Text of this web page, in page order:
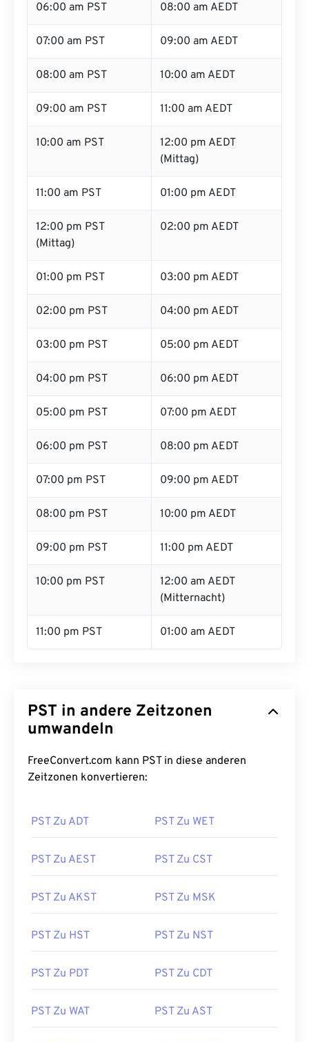
06:00 am PST 08:00 am AEDT
07:00 am PST 09:00 am AEDT
08:00 am PST 10:00 am AEDT
09:00 am PST 11:00 am AEDT
10:00 am PST
12:00 pm AEDT
(Mittag)
11:00 am PST 01:00 pm AEDT
12:00 pm PST
(Mittag)
02:00 pm AEDT
01:00 pm PST 03:00 pm AEDT
02:00 pm PST 04:00 pm AEDT
03:00 pm PST 05:00 pm AEDT
04:00 pm PST 06:00 pm AEDT
05:00 pm PST 07:00 pm AEDT
06:00 pm PST 08:00 pm AEDT
07:00 pm PST 09:00 pm AEDT
08:00 pm PST 10:00 pm AEDT
09:00 pm PST 11:00 pm AEDT
10:00 pm PST
12:00 am AEDT
(Mitternacht)
11:00 pm PST 01:00 am AEDT
PST in andere Zeitzonen
umwandeln
FreeConvert.com kann PST in diese anderen
Zeitzonen konvertieren:
PST Zu ADT PST Zu WET
PST Zu AEST PST Zu CST
PST Zu AKST PST Zu MSK
PST Zu HST PST Zu NST
PST Zu PDT PST Zu CDT
PST Zu WAT PST Zu AST